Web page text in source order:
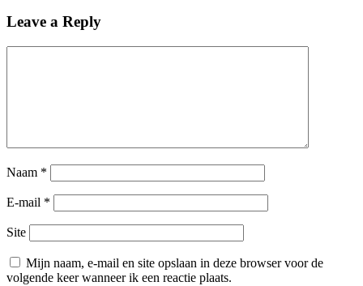
Leave a Reply
Naam *
E-mail *
Site
Mijn naam, e-mail en site opslaan in deze browser voor de
volgende keer wanneer ik een reactie plaats.